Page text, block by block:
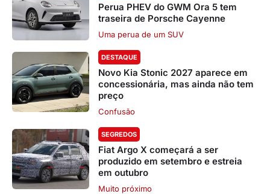
Perua PHEV do GWM Ora 5 tem
traseira de Porsche Cayenne
Uma perua de um SUV
DESTAQUE
Novo Kia Stonic 2027 aparece em
concessionária, mas ainda não tem
preço
Confusão
SEGREDOS
Fiat Argo X começará a ser
produzido em setembro e estreia
em outubro
Muito próximo